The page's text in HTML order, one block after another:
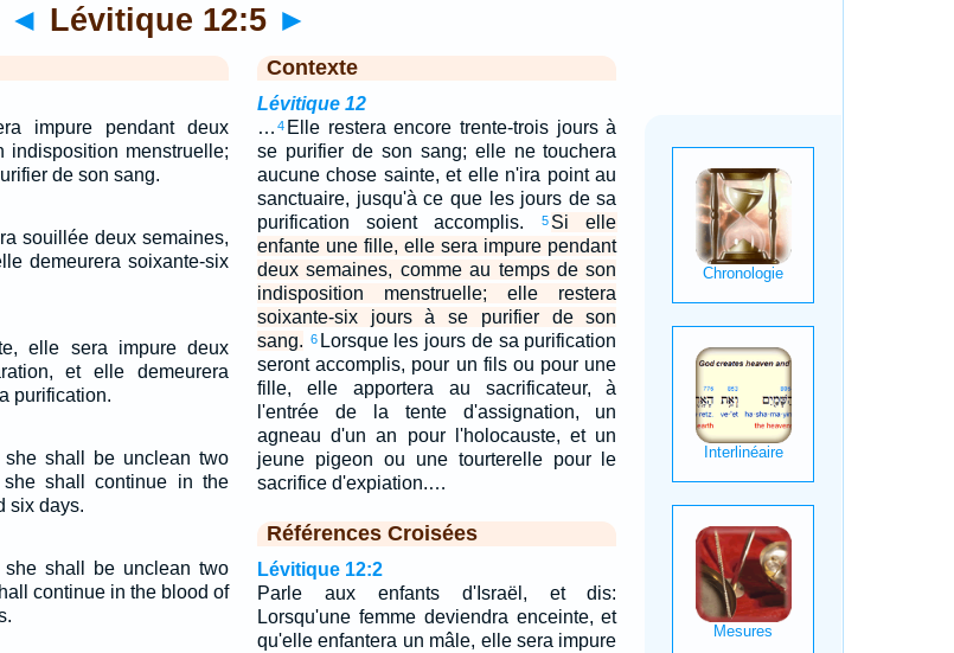
◄ Lévitique 12:5 ►
impure pendant deux
indisposition menstruelle;
de son sang.
souillée deux semaines,
demeurera soixante-six
elle sera impure deux
et elle demeurera
purification.
shall be unclean two
shall continue in the
six days.
shall be unclean two
continue in the blood of
Contexte
Lévitique 12
… 4 Elle restera encore trente-trois jours à
se purifier de son sang; elle ne touchera
aucune chose sainte, et elle n'ira point au
sanctuaire, jusqu'à ce que les jours de sa
purification soient accomplis.
5 Si elle
enfante une fille, elle sera impure pendant
deux semaines, comme au temps de son
indisposition menstruelle; elle restera
soixante-six jours à se purifier de son
sang. 6 Lorsque les jours de sa purification
seront accomplis, pour un fils ou pour une
fille, elle apportera au sacrificateur, à
l'entrée de la tente d'assignation, un
agneau d'un an pour l'holocauste, et un
jeune pigeon ou une tourterelle pour le
sacrifice d'expiation.…
Références Croisées
Lévitique 12:2
Parle aux enfants d'Israël, et dis:
Lorsqu'une femme deviendra enceinte, et
qu'elle enfantera un mâle, elle sera impure